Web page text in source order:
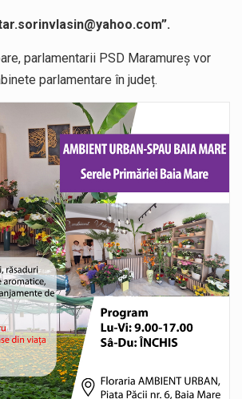
”.
parlamentarii PSD Maramureș vor
parlamentare în județ.